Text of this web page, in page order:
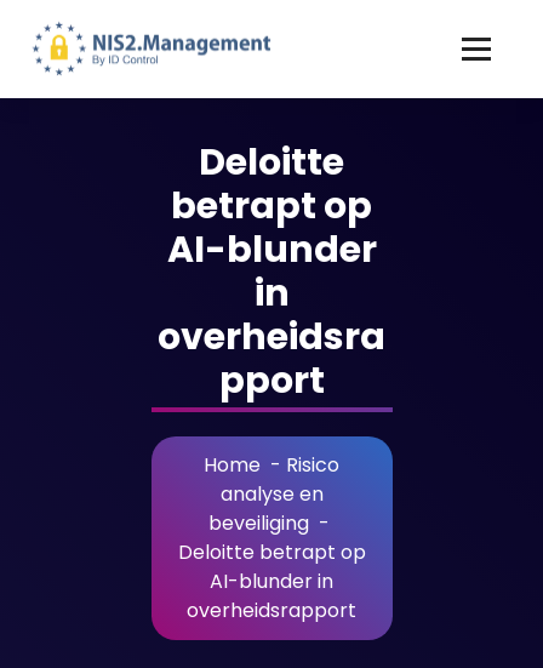
Deloitte
betrapt op
AI-blunder
in
overheidsra
pport
Home - Risico
analyse en
beveiliging -
Deloitte betrapt op
AI-blunder in
overheidsrapport